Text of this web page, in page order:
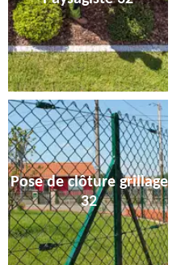
Pose de clôture grillage
32